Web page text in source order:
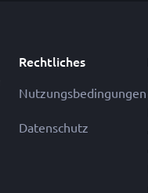
Rechtliches
Nutzungsbedingungen
Datenschutz